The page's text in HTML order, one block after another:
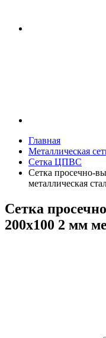
Главная
Металлическая
Сетка ЦПВС
Сетка просечно-
металлическая
Сетка
200х100 2 мм